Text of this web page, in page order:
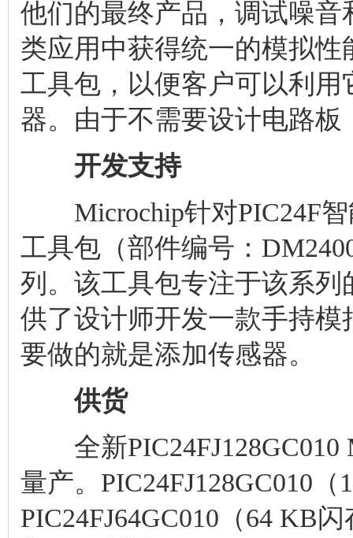
他们的最终产品，调试噪
类应用中获得统一的模拟
工具包，以便客户可以利
器。由于不需要设计电路
开发支持
Microchip针对PIC24F智
工具包（部件编号：
列。该工具包专注于该系
供了设计师开发一款手持模
要做的就是添加传感器。
供货
全新PIC24FJ128GC010
量产。PIC24FJ128GC010
PIC24FJ64GC010（64 KB